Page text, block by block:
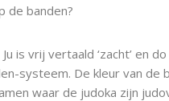
de banden?
is vrij vertaald ‘zacht’
systeem. De kleur van
waar de judoka zijn